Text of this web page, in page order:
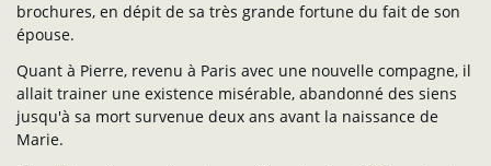
brochures, en dépit de sa très grande fortune du fait de son
épouse.
Quant à Pierre, revenu à Paris avec une nouvelle compagne, il
allait trainer une existence misérable, abandonné des siens
jusqu'à sa mort survenue deux ans avant la naissance de
Marie.